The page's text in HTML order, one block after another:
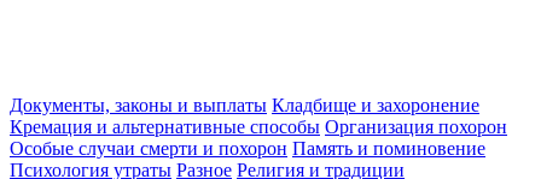
Документы, законы и выплаты Кладбище и захоронение
Кремация и альтернативные способы Организация похорон
Особые случаи смерти и похорон Память и поминовение
Психология утраты Разное Религия и традиции